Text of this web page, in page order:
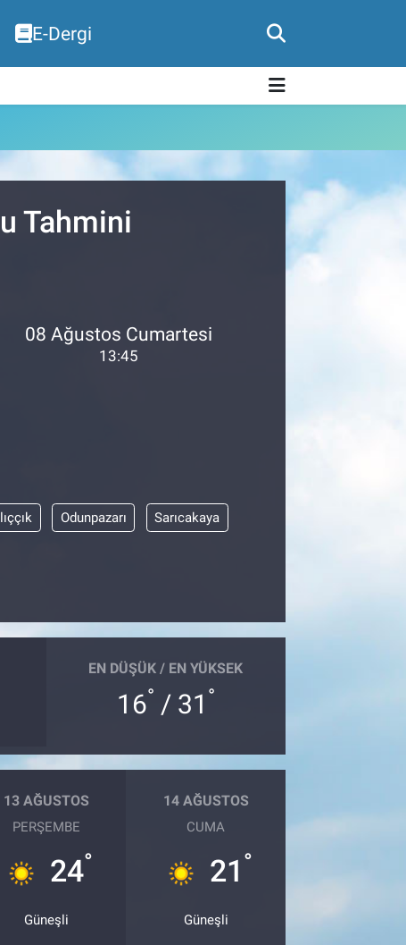
E-Dergi
Tahmini
08 Ağustos Cumartesi
13:45
Odunpazarı Sarıcakaya
EN DÜŞÜK / EN YÜKSEK
16° / 31 °
13 AĞUSTOS
PERŞEMBE
24°
Güneşli
14 AĞUSTOS
CUMA
21 °
Güneşli